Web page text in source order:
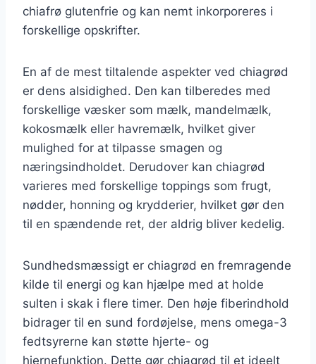
chiafrø glutenfrie og kan nemt inkorporeres i
forskellige opskrifter.
En af de mest tiltalende aspekter ved chiagrød
er dens alsidighed. Den kan tilberedes med
forskellige væsker som mælk, mandelmælk,
kokosmælk eller havremælk, hvilket giver
mulighed for at tilpasse smagen og
næringsindholdet. Derudover kan chiagrød
varieres med forskellige toppings som frugt,
nødder, honning og krydderier, hvilket gør den
til en spændende ret, der aldrig bliver kedelig.
Sundhedsmæssigt er chiagrød en fremragende
kilde til energi og kan hjælpe med at holde
sulten i skak i flere timer. Den høje fiberindhold
bidrager til en sund fordøjelse, mens omega-3
fedtsyrerne kan støtte hjerte- og
hjernefunktion. Dette gør chiagrød til et ideelt